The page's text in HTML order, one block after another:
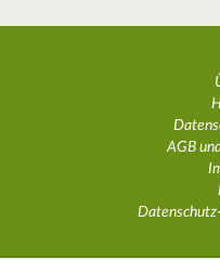
AGB